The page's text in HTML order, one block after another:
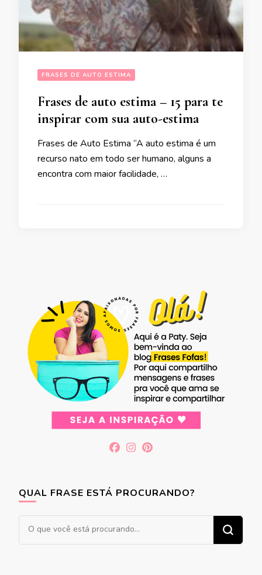
FRASES DE AUTO ESTIMA
Frases de auto estima – 15 para te
inspirar com sua auto-estima
Frases de Auto Estima “A auto estima é um
recurso nato em todo ser humano, alguns a
encontra com maior facilidade, …
QUAL FRASE ESTÁ PROCURANDO?
Procurando
algo?